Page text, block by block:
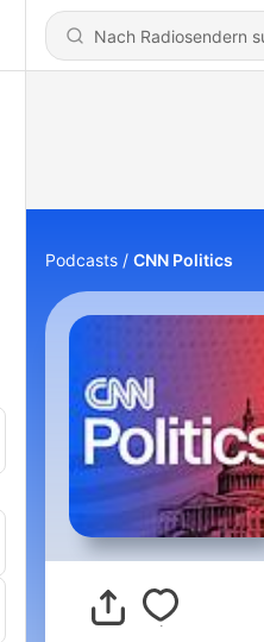
Podcasts CNN Politics